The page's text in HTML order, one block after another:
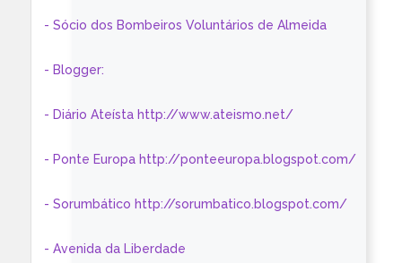
- Sócio dos Bombeiros Voluntários de Almeida
- Blogger:
- Diário Ateísta http://www.ateismo.net/
- Ponte Europa http://ponteeuropa.blogspot.com/
- Sorumbático http://sorumbatico.blogspot.com/
- Avenida da Liberdade